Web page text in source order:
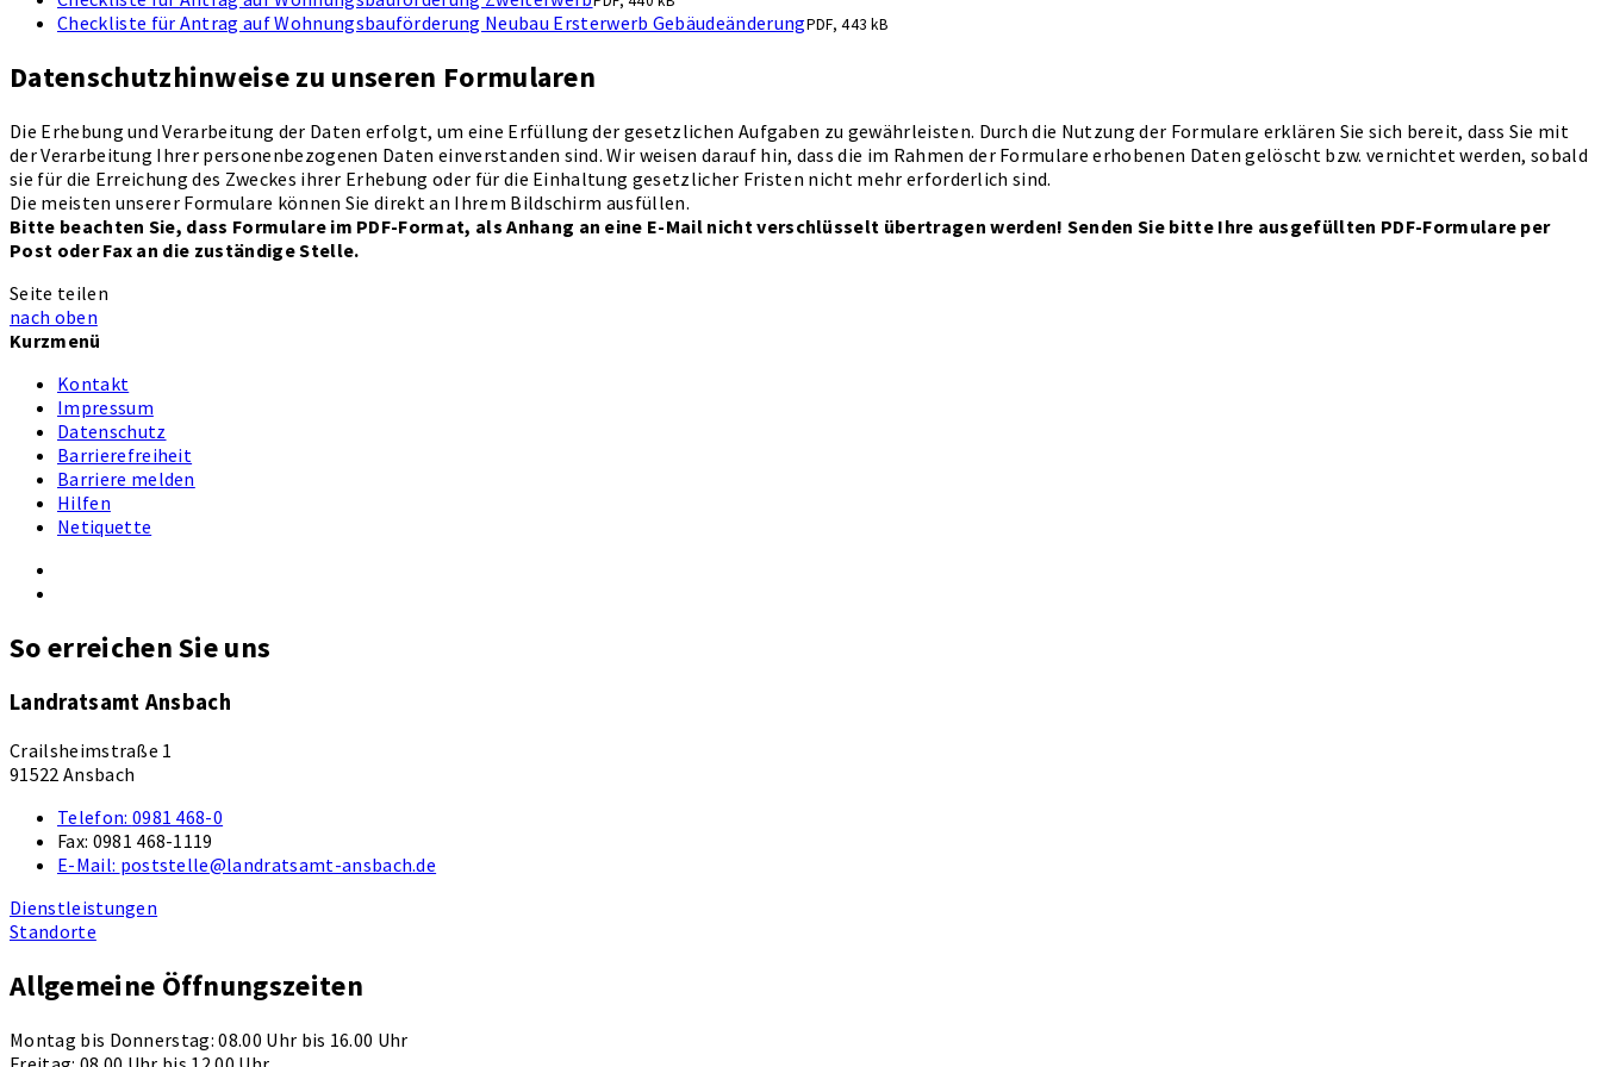
Checkliste für Antrag auf Wohnungsbauförderung Neubau Ersterwerb GebäudeänderungPDF, 443 kB
Datenschutzhinweise zu unseren Formularen
Die Erhebung und Verarbeitung der Daten erfolgt, um eine Erfüllung der gesetzlichen Aufgaben zu gewährleisten. Durch die Nutzung der Formulare erklären Sie sich bereit, dass Sie mit
der Verarbeitung Ihrer personenbezogenen Daten einverstanden sind. Wir weisen darauf hin, dass die im Rahmen der Formulare erhobenen Daten gelöscht bzw. vernichtet werden, sobald
sie für die Erreichung des Zweckes ihrer Erhebung oder für die Einhaltung gesetzlicher Fristen nicht mehr erforderlich sind.
Die meisten unserer Formulare können Sie direkt an Ihrem Bildschirm ausfüllen.
Bitte beachten Sie, dass Formulare im PDF-Format, als Anhang an eine E-Mail nicht verschlüsselt übertragen werden! Senden Sie bitte Ihre ausgefüllten PDF-Formulare per
Post oder Fax an die zuständige Stelle.
Seite teilen
nach oben
Kurzmenü
Kontakt
Impressum
Datenschutz
Barrierefreiheit
Barriere melden
Hilfen
Netiquette
So erreichen Sie uns
Landratsamt Ansbach
Crailsheimstraße 1
91522 Ansbach
Telefon: 0981 468-0
Fax: 0981 468-1119
E-Mail: poststelle@landratsamt-ansbach.de
Dienstleistungen
Standorte
Allgemeine Öffnungszeiten
Montag bis Donnerstag: 08.00 Uhr bis 16.00 Uhr